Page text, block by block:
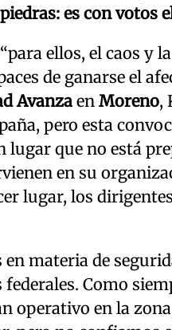
es con votos
ellos, el caos y
de ganarse el
Avanzaen Moreno,
pero esta
lugar que no está
en su
lugar, los
materia de
Como
en la